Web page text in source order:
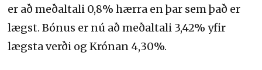
er að meðaltali 0,8% hærra en þar sem það er
lægst. Bónus er nú að meðaltali 3,42% yfir
lægsta verði og Krónan 4,30%.